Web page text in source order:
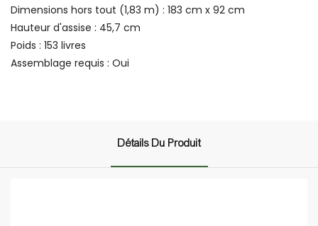
Dimensions hors tout (1,83 m) : 183 cm x 92 cm
Hauteur d'assise : 45,7 cm
Poids : 153 livres
Assemblage requis : Oui
Détails Du Produit